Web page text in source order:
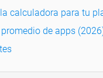
calculadora para tu
de apps